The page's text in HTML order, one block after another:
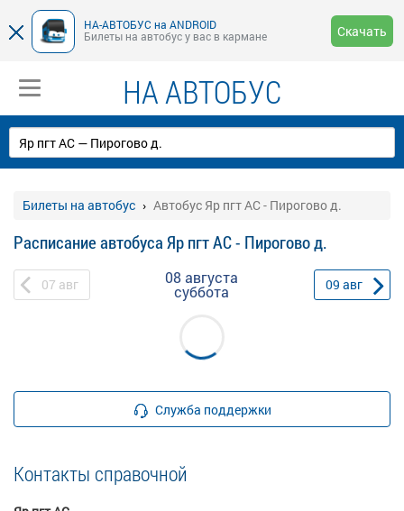
НА-АВТОБУС на ANDROID
Билеты на автобус у вас в кармане
Скачать
НА АВТОБУС
Билеты на автобус Автобус Яр пгт АС - Пирогово д.
Расписание автобуса Яр пгт АС - Пирогово д.
07 авг 08 августа
суббота 09 авг
Служба поддержки
Контакты справочной